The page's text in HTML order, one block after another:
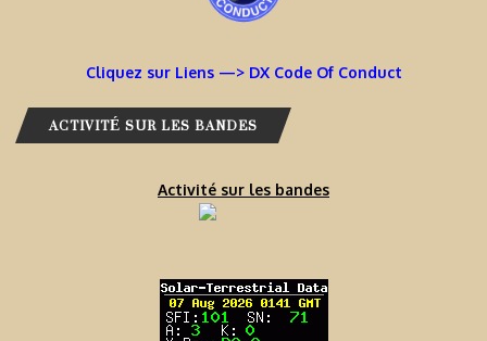
Cliquez sur Liens —> DX Code Of Conduct
ACTIVITÉ SUR LES BANDES
Activité sur les bandes